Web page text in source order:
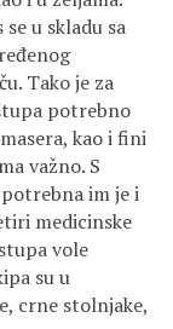
u skladu sa
Tako je za
potrebno
kao i fini
važno. S
im je i
medicinske
vole
su u
crne stolnjake,